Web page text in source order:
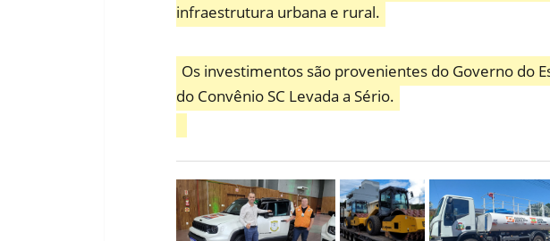
infraestrutura urbana e rural.
Os investimentos são provenientes do Governo do
do Convênio SC Levada a Sério.